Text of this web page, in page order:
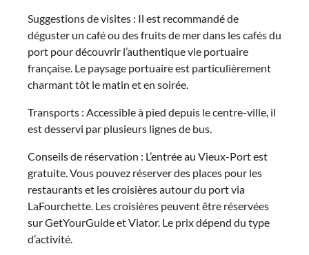
Suggestions de visites : Il est recommandé de
déguster un café ou des fruits de mer dans les cafés du
port pour découvrir l’authentique vie portuaire
française. Le paysage portuaire est particulièrement
charmant tôt le matin et en soirée.
Transports : Accessible à pied depuis le centre-ville, il
est desservi par plusieurs lignes de bus.
Conseils de réservation : L’entrée au Vieux-Port est
gratuite. Vous pouvez réserver des places pour les
restaurants et les croisières autour du port via
LaFourchette. Les croisières peuvent être réservées
sur GetYourGuide et Viator. Le prix dépend du type
d’activité.